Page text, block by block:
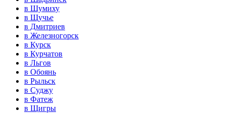
в Шумиху
в Щучье
в Дмитриев
в Железногорск
в Курск
в Курчатов
в Льгов
в Обоянь
в Рыльск
в Суджу
в Фатеж
в Щигры